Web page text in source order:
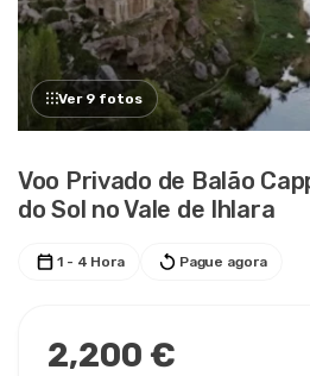
Ver 9 fotos
Voo Privado de Balão
do Sol no Vale de Ihlara
1 - 4 Hora Pague agora
2,200 €